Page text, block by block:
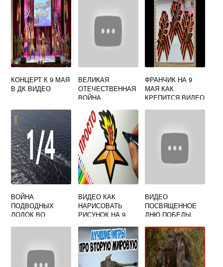
КОНЦЕРТ К 9 МАЯ
В ДК ВИДЕО
ВЕЛИКАЯ
ОТЕЧЕСТВЕННАЯ
ВОЙНА
ВИДЕО
ФРАНЧИК НА 9
МАЯ КАК
КРЕПИТСЯ ВИДЕО
ВОЙНА
ПОДВОДНЫХ
ЛОДОК ВО
ВИДЕО КАК
НАРИСОВАТЬ
РИСУНОК НА 9
ВИДЕО
ПОСВЯЩЕННОЕ
ДНЮ ПОБЕДЫ